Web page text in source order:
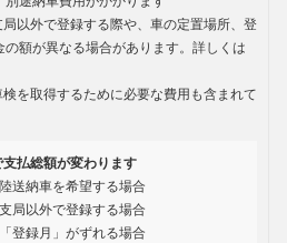
以外で登録する際や、車の定置場所、登
額が異なる場合があります。詳しくは
を取得するために必要な費用も含まれて
支払総額が変わります
送納車を希望する場合
局以外で登録する場合
登録月」がずれる場合